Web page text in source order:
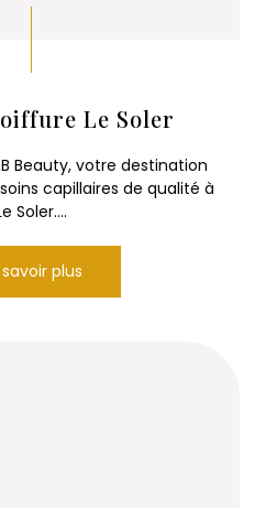
Le Soler
Beauty, votre destination
capillaires de qualité à
Soler....
savoir plus